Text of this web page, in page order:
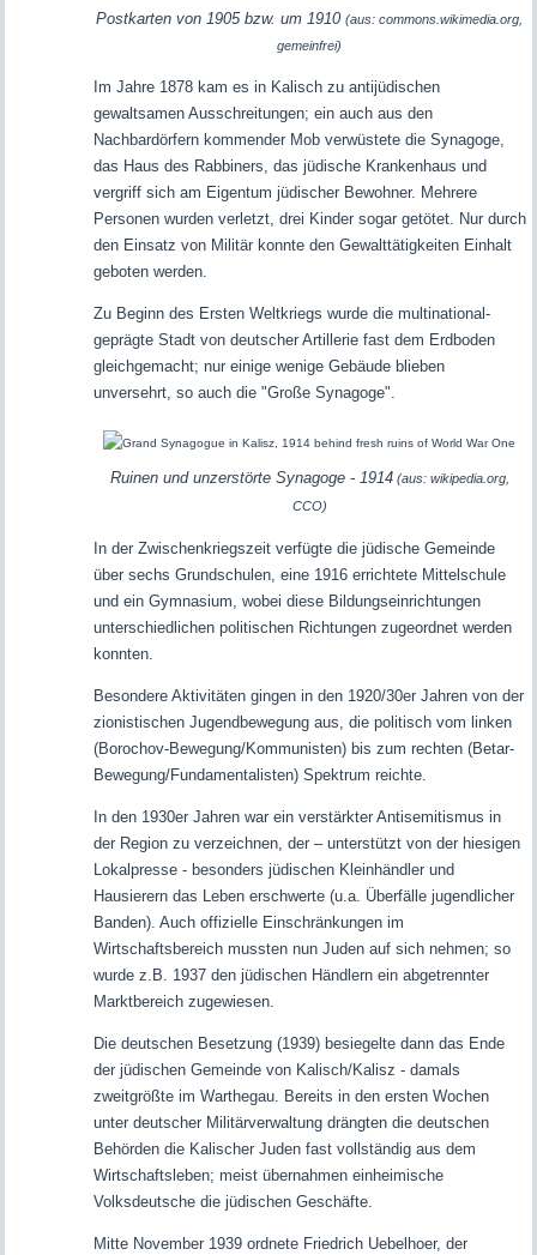
Postkarten von 1905 bzw. um 1910(aus: commons.wikimedia.org,
gemeinfrei)
Im Jahre 1878 kam es in Kalisch zu antijüdischen
gewaltsamen Ausschreitungen; ein auch aus den
Nachbardörfern kommender Mob verwüstete die Synagoge,
das Haus des Rabbiners, das jüdische Krankenhaus und
vergriff sich am Eigentum jüdischer Bewohner. Mehrere
Personen wurden verletzt, drei Kinder sogar getötet. Nur durch
den Einsatz von Militär konnte den Gewalttätigkeiten Einhalt
geboten werden.
Zu Beginn des Ersten Weltkriegs wurde die multinational-
geprägte Stadt von deutscher Artillerie fast dem Erdboden
gleichgemacht; nur einige wenige Gebäude blieben
unversehrt, so auch die "Große Synagoge".
Ruinen und unzerstörte Synagoge- 1914(aus: wikipedia.org,
CCO)
In der Zwischenkriegszeit verfügte die jüdische Gemeinde
über sechs Grundschulen, eine 1916 errichtete Mittelschule
und ein Gymnasium, wobei diese Bildungseinrichtungen
unterschiedlichen politischen Richtungen zugeordnet werden
konnten.
Besondere Aktivitäten gingen in den 1920/30er Jahren von der
zionistischen Jugendbewegung aus, die politisch vom linken
(Borochov-Bewegung/Kommunisten) bis zum rechten (Betar-
Bewegung/Fundamentalisten) Spektrum reichte.
In den 1930er Jahren war ein verstärkter Antisemitismus in
der Region zu verzeichnen, der – unterstützt von der hiesigen
Lokalpresse - besonders jüdischen Kleinhändler und
Hausierern das Leben erschwerte (u.a. Überfälle jugendlicher
Banden). Auch offizielle Einschränkungen im
Wirtschaftsbereich mussten nun Juden auf sich nehmen; so
wurde z.B. 1937 den jüdischen Händlern ein abgetrennter
Marktbereich zugewiesen.
Die deutschen Besetzung (1939) besiegelte dann das Ende
der jüdischen Gemeinde von Kalisch/Kalisz - damals
zweitgrößte im Warthegau. Bereits in den ersten Wochen
unter deutscher Militärverwaltung drängten die deutschen
Behörden die Kalischer Juden fast vollständig aus dem
Wirtschaftsleben; meist übernahmen einheimische
Volksdeutsche die jüdischen Geschäfte.
Mitte November 1939 ordnete Friedrich Uebelhoer, der